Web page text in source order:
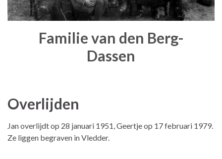
Familie van den Berg-
Dassen
Overlijden
Jan overlijdt op 28 januari 1951, Geertje op 17 februari 1979.
Ze liggen begraven in Vledder.